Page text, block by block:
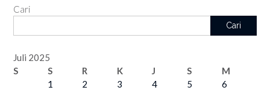
Cari
Cari
Juli 2025
S
S R K J S
M
1
2 3 4 5
6